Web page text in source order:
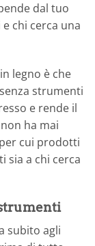
dal tuo
chi cerca una
legno è che
strumenti
e rende il
ha mai
cui prodotti
sia a chi cerca
subito agli